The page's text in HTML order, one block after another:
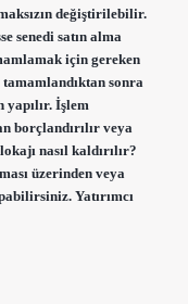
değiştirilebilir.
senedi satın alma
için gereken
sonra
İşlem
borçlandırılır veya
nasıl kaldırılır?
üzerinden veya
Yatırımcı